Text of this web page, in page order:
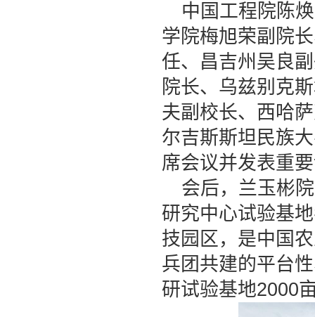
中国工程院陈
学院梅旭荣副院
任、昌吉州吴良
院长、乌兹别克
夫副校长、西哈
尔吉斯斯坦民族
席会议并发表重
会后，兰玉彬
研究中心试验基
技园区，是中国
兵团共建的平台
研试验基地2000